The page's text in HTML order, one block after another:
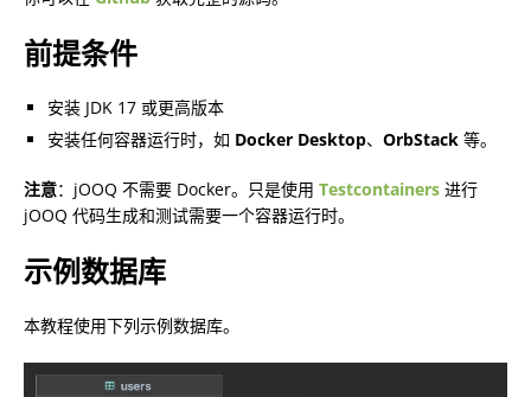
前提条件
安装 JDK 17 或更高版本
安装任何容器运行时，如 Docker Desktop、 OrbStack 等。
注意：jOOQ 不需要 Docker。只是使用 Testcontainers 进行
jOOQ 代码生成和测试需要一个容器运行时。
示例数据库
本教程使用下列示例数据库。